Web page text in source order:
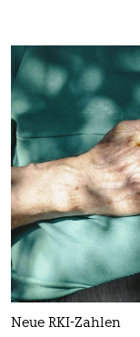
Neue RKI-Zahlen